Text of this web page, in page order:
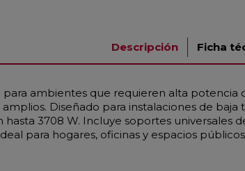
Descripción Ficha
ambientes que requieren alta
Diseñado para instalaciones de
3708 W. Incluye soportes
para hogares, oficinas y espacios